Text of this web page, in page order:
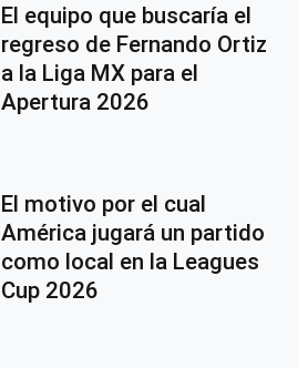
El equipo que buscaría el
regreso de Fernando Ortiz
a la Liga MX para el
Apertura 2026
El motivo por el cual
América jugará un partido
como local en la Leagues
Cup 2026